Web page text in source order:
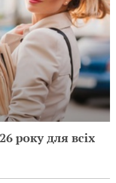
року для всіх